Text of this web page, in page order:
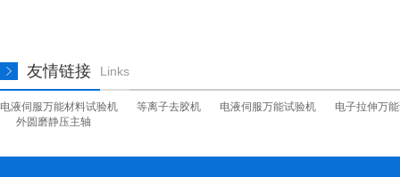
友情链接 Links
电液伺服万能材料试验机 等离子去胶机 电液伺服万能试验机
电子拉伸万
外圆磨静压主轴